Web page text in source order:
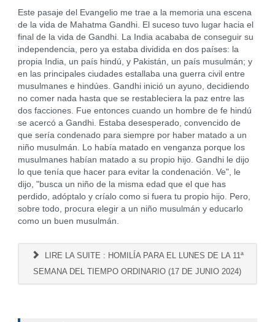
Este pasaje del Evangelio me trae a la memoria una escena
de la vida de Mahatma Gandhi. El suceso tuvo lugar hacia el
final de la vida de Gandhi. La India acababa de conseguir su
independencia, pero ya estaba dividida en dos países: la
propia India, un país hindú, y Pakistán, un país musulmán; y
en las principales ciudades estallaba una guerra civil entre
musulmanes e hindúes. Gandhi inició un ayuno, decidiendo
no comer nada hasta que se restableciera la paz entre las
dos facciones. Fue entonces cuando un hombre de fe hindú
se acercó a Gandhi. Estaba desesperado, convencido de
que sería condenado para siempre por haber matado a un
niño musulmán. Lo había matado en venganza porque los
musulmanes habían matado a su propio hijo. Gandhi le dijo
lo que tenía que hacer para evitar la condenación. Ve", le
dijo, "busca un niño de la misma edad que el que has
perdido, adóptalo y críalo como si fuera tu propio hijo. Pero,
sobre todo, procura elegir a un niño musulmán y educarlo
como un buen musulmán.
LIRE LA SUITE : HOMILÍA PARA EL LUNES DE LA 11ª
SEMANA DEL TIEMPO ORDINARIO (17 DE JUNIO 2024)